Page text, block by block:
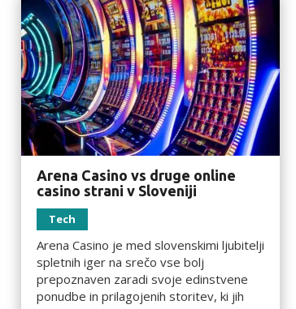
Arena Casino vs druge online
casino strani v Sloveniji
Tech
Arena Casino je med slovenskimi ljubitelji
spletnih iger na srečo vse bolj
prepoznaven zaradi svoje edinstvene
ponudbe in prilagojenih storitev, ki jih